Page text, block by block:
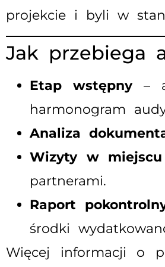
projekcie i byli w
Jak przebiega
Etap wstępny–
harmonogram
Analiza
Wizyty w
partnerami.
Raport
środki
Więcej informacji o